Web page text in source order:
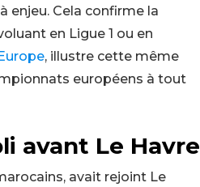
enjeu. Cela confirme la
en Ligue 1 ou en
, illustre cette même
européens à tout
avant Le Havre
avait rejoint Le